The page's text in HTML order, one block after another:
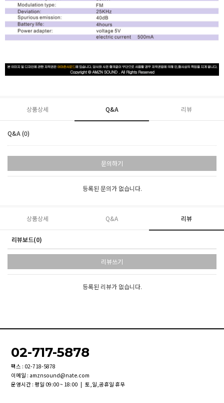
상품상세 Q&A 리뷰
Q&A (0)
문의하기
등록된 문의가 없습니다.
상품상세 Q&A 리뷰
리뷰보드(0)
리뷰쓰기
등록된 리뷰가 없습니다.
02-717-5878
팩스 : 02-718-5878
이메일 : amznsound@nate.com
운영시간 : 평일 09:00 ~ 18:00 | 토,일,공휴일 휴무